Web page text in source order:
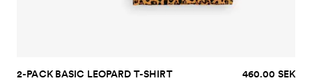
2-PACK BASIC LEOPARD T-SHIRT 460.00 SEK